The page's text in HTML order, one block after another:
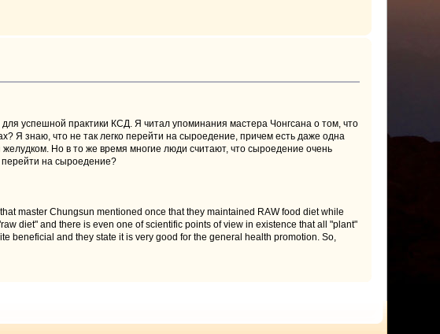
успешной практики КСД. Я читал упоминания мастера Чонгсана о том, что
Я знаю, что не так легко перейти на сыроедение, причем есть даже одна
Но в то же время многие люди считают, что сыроедение очень
перейти на сыроедение?
master Chungsun mentioned once that they maintained RAW food diet while
diet" and there is even one of scientific points of view in existence that all "plant"
beneficial and they state it is very good for the general health promotion. So,